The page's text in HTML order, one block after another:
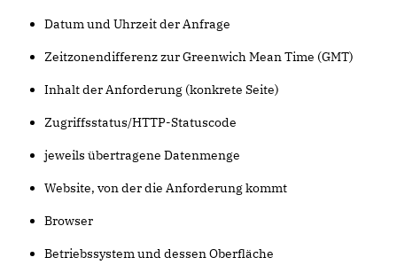
Datum und Uhrzeit der Anfrage
Zeitzonendifferenz zur Greenwich Mean Time (GMT)
Inhalt der Anforderung (konkrete Seite)
Zugriffsstatus/HTTP-Statuscode
jeweils übertragene Datenmenge
Website, von der die Anforderung kommt
Browser
Betriebssystem und dessen Oberfläche